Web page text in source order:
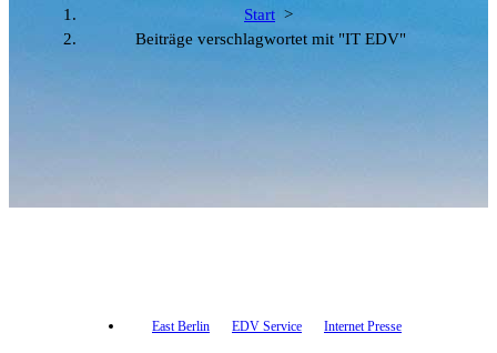
Start >
Beiträge verschlagwortet mit "IT EDV"
East Berlin EDV Service Internet Presse